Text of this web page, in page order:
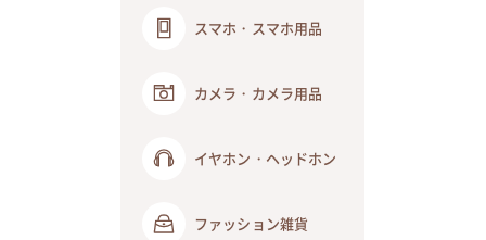
スマホ・スマホ用品
カメラ・カメラ用品
イヤホン・ヘッドホン
ファッション雑貨